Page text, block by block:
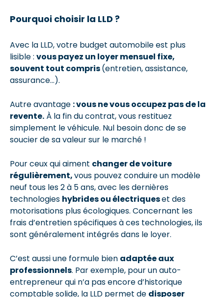
Pourquoi choisir la LLD ?
Avec la LLD, votre budget automobile est plus
lisible : vous payez un loyer mensuel fixe,
souvent tout compris(entretien, assistance,
assurance…).
Autre avantage : vous ne vous occupez pas de la
revente. À la fin du contrat, vous restituez
simplement le véhicule. Nul besoin donc de se
soucier de sa valeur sur le marché !
Pour ceux qui aiment changer de voiture
régulièrement,vous pouvez conduire un modèle
neuf tous les 2 à 5 ans, avec les dernières
technologies hybrides ou électriqueset des
motorisations plus écologiques. Concernant les
frais d’entretien spécifiques à ces technologies, ils
sont généralement intégrés dans le loyer.
C’est aussi une formule bien adaptée aux
professionnels. Par exemple, pour un auto-
entrepreneur qui n’a pas encore d’historique
comptable solide, la LLD permet de disposer